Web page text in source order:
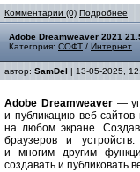
Комментарии (0) Подробнее
Adobe Dreamweaver 2021
Категория: СОФТ / Интернет
автор: SamDel | 13-05-2025,
Adobe Dreamweaver—
и публикацию веб-
на любом экране.
браузеров и
и многим другим
создавать и публиковать